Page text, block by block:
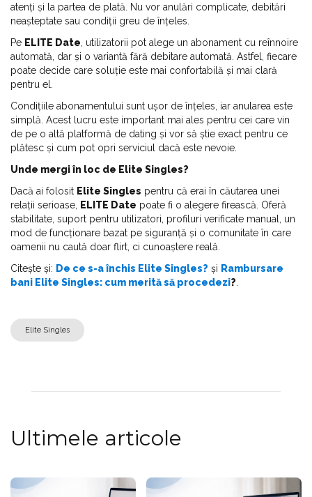
atenți și la partea de plată. Nu vor anulări complicate, debitări
neașteptate sau condiții greu de înțeles.
Pe ELITE Date, utilizatorii pot alege un abonament cu reînnoire
automată, dar și o variantă fără debitare automată. Astfel, fiecare
poate decide care soluție este mai confortabilă și mai clară
pentru el.
Condițiile abonamentului sunt ușor de înțeles, iar anularea este
simplă. Acest lucru este important mai ales pentru cei care vin
de pe o altă platformă de dating și vor să știe exact pentru ce
plătesc și cum pot opri serviciul dacă este nevoie.
Unde mergi în loc de Elite Singles?
Dacă ai folosit Elite Singles pentru că erai în căutarea unei
relații serioase, ELITE Date poate fi o alegere firească. Oferă
stabilitate, suport pentru utilizatori, profiluri verificate manual, un
mod de funcționare bazat pe siguranță și o comunitate în care
oamenii nu caută doar flirt, ci cunoaștere reală.
Citește și: De ce s-a închis Elite Singles? și Rambursare
bani Elite Singles: cum merită să procedezi?.
Elite Singles
Ultimele articole